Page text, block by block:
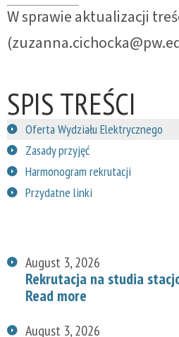
W sprawie aktualizacji
SPIS TREŚCI
Oferta Wydziału Elektrycznego
Zasady przyjęć
Harmonogram rekrutacji
Przydatne linki
August 3, 2026
Rekrutacja na studia
Read more
August 3, 2026